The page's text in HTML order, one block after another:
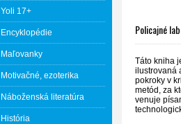
Yoli 17+
Encyklopédie
Maľovanky
Motivačné, ezoterika
Náboženská literatúra
História
Policajné
Táto kniha
ilustrovaná
pokroky v
metód, za
venuje